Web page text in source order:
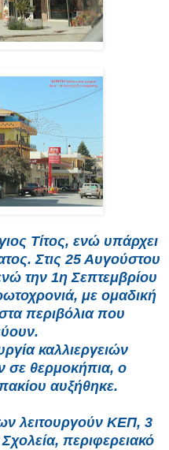
Τίτος, ενώ υπάρχει
Στις 25 Αυγούστου
την 1η Σεπτεμβρίου
με ομαδική
περιβόλια που
καλλιεργειών
σε θερμοκήπια, ο
αυξήθηκε.
λειτουργούν ΚΕΠ, 3
περιφερειακό